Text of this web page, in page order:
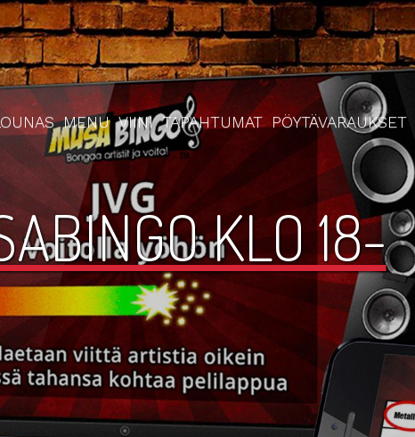
MENU VIINI TAPAHTUMAT PÖYTÄVARAUKSET
KLO 18-